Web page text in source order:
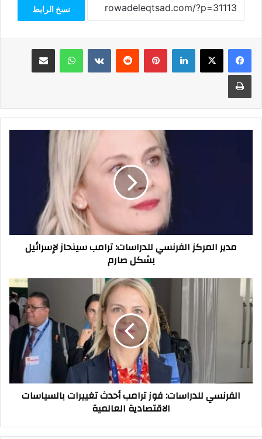
نسخ الرابط
فيسبوك‫X لينكدإن بينتيريست واتساب مشاركة عبر البريد
طباعة
صارم
مدير المركز الفرنسي للدراسات: ترامب سينحاز لإسرائيل
بشكل صارم
للدراسات:
فوز
تغييرات
الاقتصادية
العالمية
الفرنسي للدراسات: فوز ترامب أحدث تغييرات بالسياسات
الاقتصادية العالمية